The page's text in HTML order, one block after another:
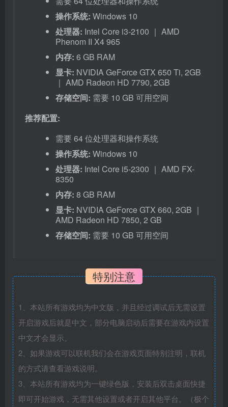
操作系统: Windows 10
处理器: Intel Core i3-2100 ｜ AMD
Phenom II X4 965
内存: 6 GB RAM
显卡: NVIDIA GeForce GTX 650 Ti, 2GB
｜ AMD Radeon HD 7790, 2GB
存储空间: 需要 10 GB 可用空间
推荐配置:
需要 64 位处理器和操作系统
操作系统: Windows 10
处理器: Intel Core i5-2300 ｜ AMD FX-
8350
内存: 8 GB RAM
显卡: NVIDIA GeForce GTX 660, 2GB ｜
AMD Radeon HD 7850, 2 GB
存储空间: 需要 10 GB 可用空间
特别注意
1、本站所有游戏均为中文版，并且经过调试后无需设置
开启游戏后就是中文，部分电脑启动后需要在游戏内设置
中文才会显示。
2、如果游戏可以联机我们会在游戏页面特别注明，联机
的方式请查看游戏说明。
3、本站所有游戏均为一键绿色版，安装后双击桌面快捷
即可开始游戏，无需其他设置或者开启其他平台。（极个